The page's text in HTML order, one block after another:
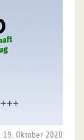
19. Oktober 2020